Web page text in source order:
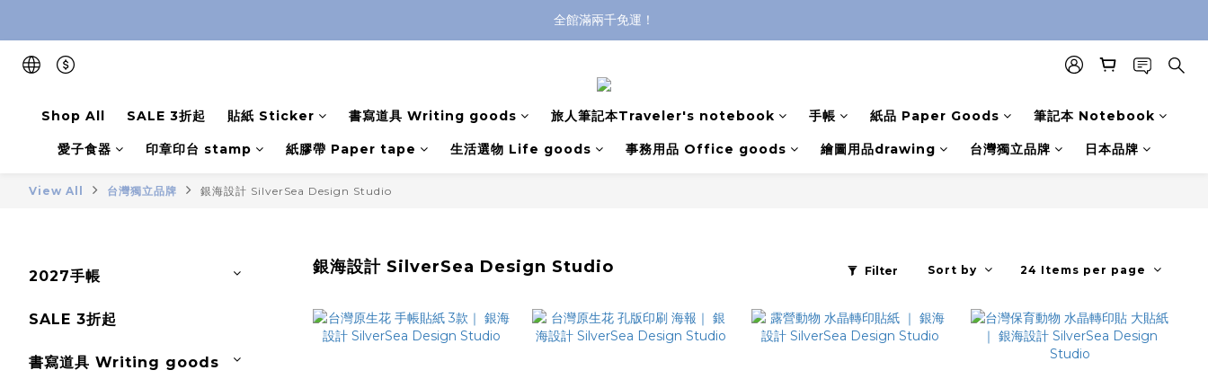
全館滿兩千免運！
全館滿兩千免運！
Shop All
SALE 3折起 貼紙 Sticker 書寫道具 Writing goods 旅人筆記本Traveler's notebook 手帳 紙品 Paper Goods 筆記本 Notebook
愛子食器 印章印台 stamp 紙膠帶 Paper tape 生活選物 Life goods 事務用品 Office goods 繪圖用品drawing 台灣獨立品牌 日本品牌
View All 台灣獨立品牌 銀海設計 SilverSea Design Studio
2027手帳
SALE 3折起
書寫道具 Writing goods
銀海設計 SilverSea Design Studio Filter Sort by 24 Items per page